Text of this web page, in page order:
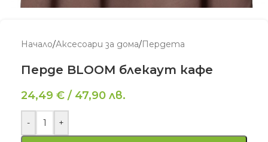
Начало/Аксесоари за дома/Пердета
Перде BLOOM блекаут кафе
24,49 € / 47,90 лв.
- +